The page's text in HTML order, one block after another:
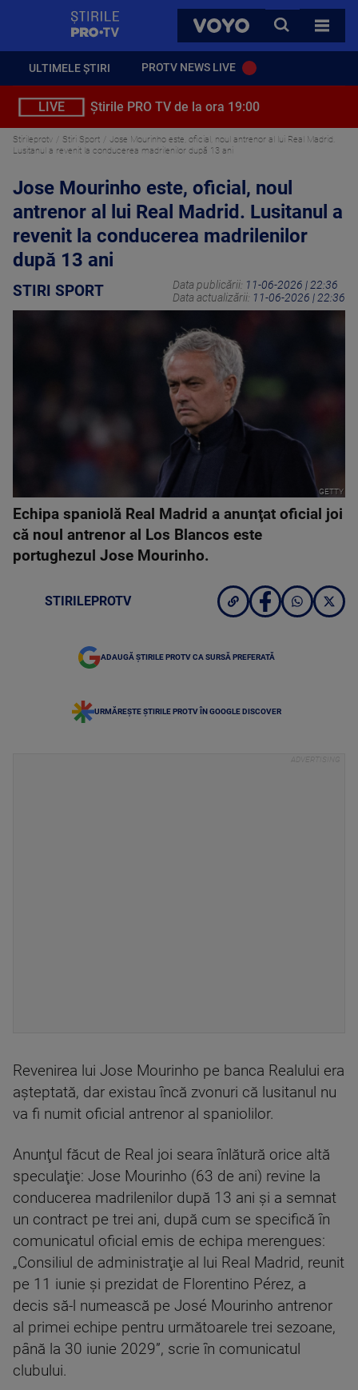
VOYO
CAUTA
TOATE
ULTIMELE ȘTIRI PROTV NEWS LIVE
LIVE Știrile PRO TV de la ora 19:00
Stirileprotv Stiri Sport
Jose Mourinho este, oficial, noul antrenor al lui Real Madrid.
Lusitanul a revenit la conducerea madrilenilor după 13 ani
Jose Mourinho este, oficial, noul
antrenor al lui Real Madrid. Lusitanul a
revenit la conducerea madrilenilor
după 13 ani
STIRI SPORT Data publicării: 11-06-2026 | 22:36
Data actualizării: 11-06-2026 | 22:36
GETTY
Echipa spaniolă Real Madrid a anunţat oficial joi
că noul antrenor al Los Blancos este
portughezul Jose Mourinho.
STIRILEPROTV
ADAUGĂ ȘTIRILE PROTV CA SURSĂ PREFERATĂ
URMĂREȘTE ȘTIRILE PROTV ÎN GOOGLE DISCOVER
Revenirea lui Jose Mourinho pe banca Realului era
aşteptată, dar existau încă zvonuri că lusitanul nu
va fi numit oficial antrenor al spaniolilor.
Anunţul făcut de Real joi seara înlătură orice altă
speculaţie: Jose Mourinho (63 de ani) revine la
conducerea madrilenilor după 13 ani şi a semnat
un contract pe trei ani, după cum se specifică în
comunicatul oficial emis de echipa merengues:
„Consiliul de administraţie al lui Real Madrid, reunit
pe 11 iunie şi prezidat de Florentino Pérez, a
decis să-l numească pe José Mourinho antrenor
al primei echipe pentru următoarele trei sezoane,
până la 30 iunie 2029”, scrie în comunicatul
clubului.